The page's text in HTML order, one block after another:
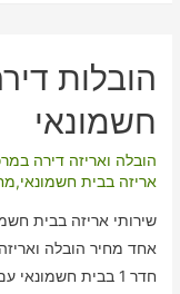
הובלות
חשמונאי
הובלה ואריזה דירה
אריזה בבית חשמונאי,
שירותי אריזה בבית
אחד מחיר הובלה
חדר 1 בבית